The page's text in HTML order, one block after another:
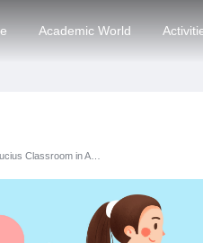
Academic World